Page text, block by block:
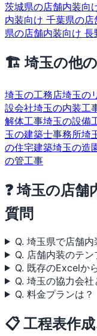
茨城県の店舗内装向
内装向け 千葉県の店
県の店舗内装向け 長
🏗 埼玉の他
埼玉の工務店埼玉の
設会社埼玉の内装工
解体工事埼玉の設備
玉の建築士事務所埼
の住宅建築埼玉の造
の管工事
❓ 埼玉の店
質問
Q. 埼玉県で店舗
Q. 店舗内装のテ
Q. 既存のExcelか
Q. 埼玉の協力会
Q. 料金プランは？
📋 工程表作